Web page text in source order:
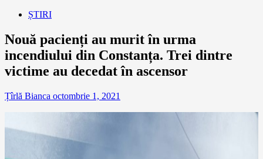
ȘTIRI
Nouă pacienți au murit în urma
incendiului din Constanța. Trei dintre
victime au decedat în ascensor
Țîrlă Bianca octombrie 1, 2021